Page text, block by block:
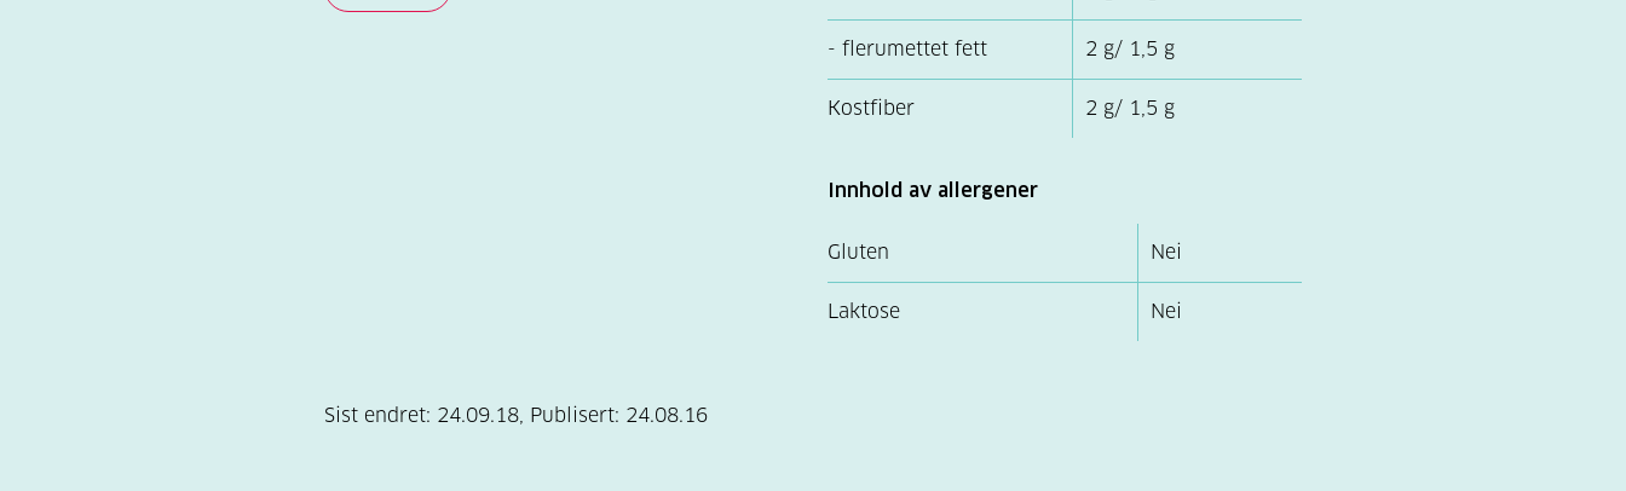
- flerumettet fett 2 g/ 1,5 g
Kostfiber 2 g/ 1,5 g
Innhold av allergener
Gluten Nei
Laktose Nei
Sist endret: 24.09.18 Publisert: 24.08.16